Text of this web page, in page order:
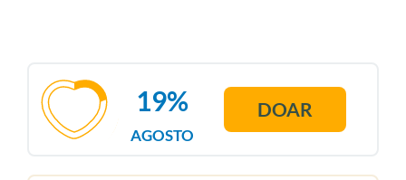
AGOSTO
19% DOAR